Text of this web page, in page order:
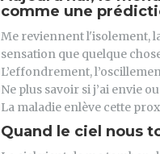
comme une
Me reviennent l'isolement,
sensation que quelque
L’effondrement,
Ne plus savoir si j’ai envie
La maladie enlève cette
Quand le ciel nous